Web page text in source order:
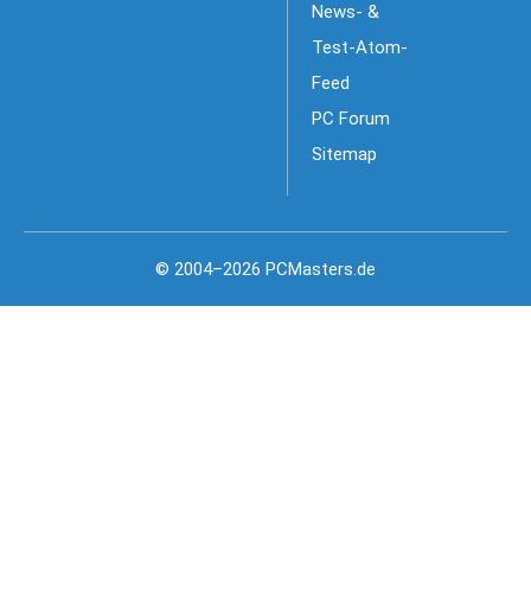
News- &
Test-Atom-
Feed
PC Forum
Sitemap
© 2004–2026 PCMasters.de